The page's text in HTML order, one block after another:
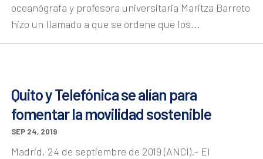
oceanógrafa y profesora universitaria Maritza Barreto
hizo un llamado a que se ordene que los...
Quito y Telefónica se alían para
fomentar la movilidad sostenible
SEP 24, 2019
Madrid, 24 de septiembre de 2019 (ANCI).- El